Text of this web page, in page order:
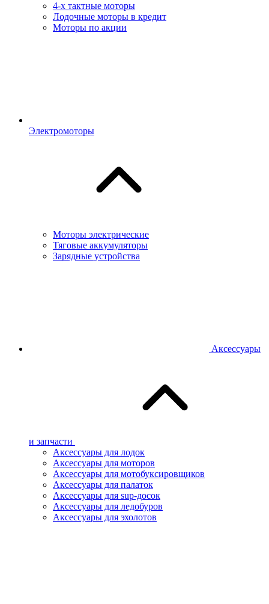
4-х тактные моторы
Лодочные моторы в кредит
Моторы по акции
Электромоторы
Моторы электрические
Тяговые аккумуляторы
Зарядные устройства
Аксессуары
и запчасти
Аксессуары для лодок
Аксессуары для моторов
Аксессуары для мотобуксировщиков
Аксессуары для палаток
Аксессуары для sup-досок
Аксессуары для ледобуров
Аксессуары для эхолотов